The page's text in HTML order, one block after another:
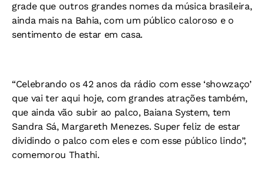
grade que outros grandes nomes da música brasileira,
ainda mais na Bahia, com um público caloroso e o
sentimento de estar em casa.
“Celebrando os 42 anos da rádio com esse ‘showzaço’
que vai ter aqui hoje, com grandes atrações também,
que ainda vão subir ao palco, Baiana System, tem
Sandra Sá, Margareth Menezes. Super feliz de estar
dividindo o palco com eles e com esse público lindo”,
comemorou Thathi.